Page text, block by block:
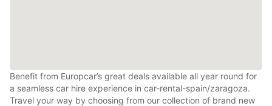
Benefit from Europcar’s great deals available all year round for
a seamless car hire experience in car-rental-spain/zaragoza.
Travel your way by choosing from our collection of brand new